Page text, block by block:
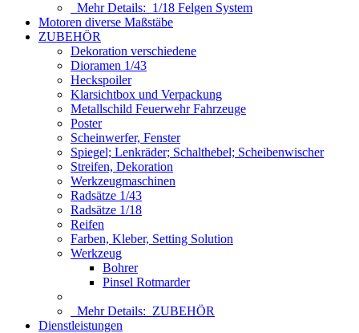
Mehr Details: 1/18 Felgen System
Motoren diverse Maßstäbe
ZUBEHÖR
Dekoration verschiedene
Dioramen 1/43
Heckspoiler
Klarsichtbox und Verpackung
Metallschild Feuerwehr Fahrzeuge
Poster
Scheinwerfer, Fenster
Spiegel; Lenkräder; Schalthebel; Scheibenwischer
Streifen, Dekoration
Werkzeugmaschinen
Radsätze 1/43
Radsätze 1/18
Reifen
Farben, Kleber, Setting Solution
Werkzeug
Bohrer
Pinsel Rotmarder
Mehr Details: ZUBEHÖR
Dienstleistungen